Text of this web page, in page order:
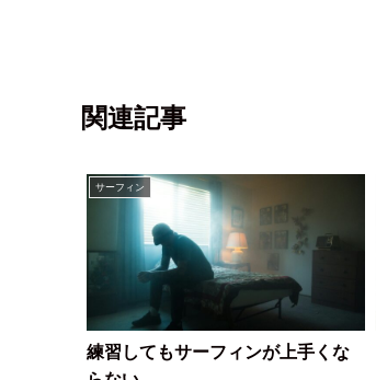
関連記事
サーフィン
練習してもサーフィンが上手くな